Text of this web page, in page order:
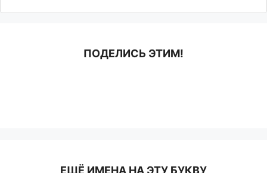
ПОДЕЛИСЬ ЭТИМ!
ЕЩЁ ИМЕНА НА ЭТУ БУКВУ